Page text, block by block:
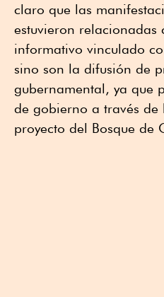
claro que las
estuvieron relacionadas
informativo vinculado
sino son la difusión de
gubernamental, ya que
de gobierno a través de
proyecto del Bosque de